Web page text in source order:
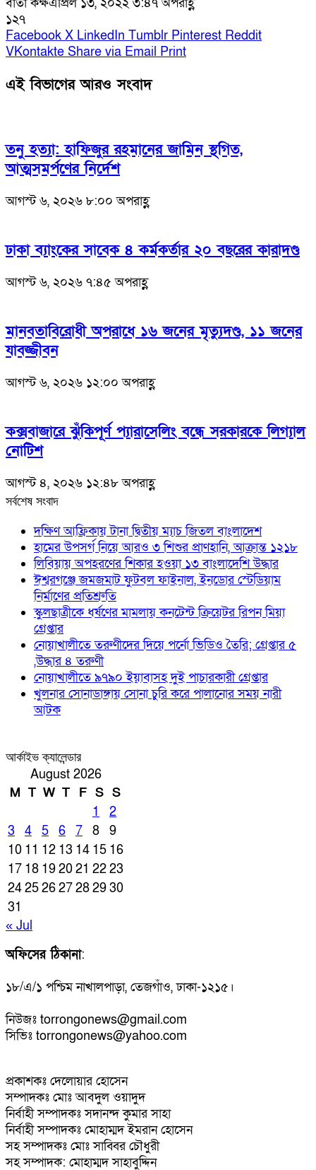
১২৭
Facebook X LinkedIn Tumblr Pinterest Reddit
VKontakte Share via Email Print
এই বিভাগের আরও সংবাদ
তনু হত্যা: হাফিজুর রহমানের জামিন স্থগিত,
আত্মসমর্পণের নির্দেশ
আগস্ট ৬, ২০২৬ ৮:০০ অপরাহ্ণ
ঢাকা ব্যাংকের সাবেক ৪ কর্মকর্তার ২০ বছরের কারাদণ্ড
আগস্ট ৬, ২০২৬ ৭:৪৫ অপরাহ্ণ
মানবতাবিরোধী অপরাধে ১৬ জনের মৃত্যুদণ্ড, ১১ জনের
যাবজ্জীবন
আগস্ট ৬, ২০২৬ ১২:০০ অপরাহ্ণ
কক্সবাজারে ঝুঁকিপূর্ণ প্যারাসেলিং বন্ধে সরকারকে লিগ্যাল
নোটিশ
আগস্ট ৪, ২০২৬ ১২:৪৮ অপরাহ্ণ
সর্বশেষ সংবাদ
দক্ষিণ আফ্রিকায় টানা দ্বিতীয় ম্যাচ জিতল বাংলাদেশ
হামের উপসর্গ নিয়ে আরও ৩ শিশুর প্রাণহানি, আক্রান্ত ১২১৮
লিবিয়ায় অপহরণের শিকার হওয়া ১৩ বাংলাদেশি উদ্ধার
ঈশ্বরগঞ্জে জমজমাট ফুটবল ফাইনাল, ইনডোর স্টেডিয়াম
নির্মাণের প্রতিশ্রুতি
স্কুলছাত্রীকে ধর্ষণের মামলায় কনটেন্ট ক্রিয়েটর রিপন মিয়া
গ্রেপ্তার
নোয়াখালীতে তরুণীদের দিয়ে পর্নো ভিডিও তৈরি; গ্রেপ্তার ৫
,উদ্ধার ৪ তরুণী
নোয়াখালীতে ৯৭৯০ ইয়াবাসহ দুই পাচারকারী গ্রেপ্তার
খুলনার সোনাডাঙ্গায় সোনা চুরি করে পালানোর সময় নারী
আটক
আর্কাইভ ক্যালেন্ডার
August 2026
M T W T F S S
1
2
3
4 5 6 7 8
9
10 11 12 13 14 15 16
17 18 192021 2223
24252627282930
31
« Jul
অফিসের ঠিকানা:
১৮/এ/১ পশ্চিম নাখালপাড়া, তেজগাঁও, ঢাকা-১২১৫।
নিউজঃ torrongonews@gmail.com
সিভিঃ torrongonews@yahoo.com
প্রকাশকঃ দেলোয়ার হোসেন
সম্পাদকঃ মোঃ আবদুল ওয়াদুদ
নির্বাহী সম্পাদকঃ সদানন্দ কুমার সাহা
নির্বাহী সম্পাদকঃ মোহাম্মদ ইমরান হোসেন
সহ সম্পাদকঃ মোঃ সাব্বির চৌধুরী
সহ সম্পাদক: মোহাম্মদ সাহাবুদ্দিন